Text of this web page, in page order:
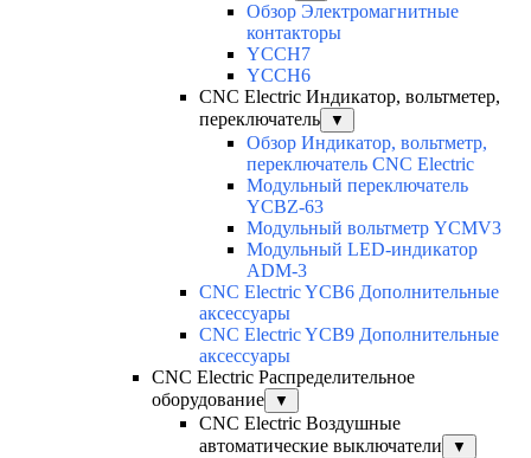
Обзор Электромагнитные
контакторы
YCCH7
YCCH6
CNC Electric Индикатор, вольтметер,
переключатель
▼
Обзор Индикатор, вольтметр,
переключатель CNC Electric
Модульный переключатель
YCBZ-63
Модульный вольтметр YCMV3
Модульный LED-индикатор
ADM-3
CNC Electric YCB6 Дополнительные
аксессуары
CNC Electric YCB9 Дополнительные
аксессуары
CNC Electric Распределительное
оборудование
▼
CNC Electric Воздушные
автоматические выключатели
▼